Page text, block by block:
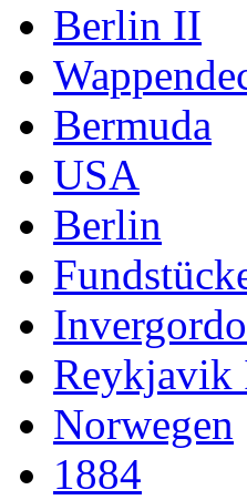
Berlin II
Bermuda
USA
Berlin
Reykjavik
Norwegen
1884